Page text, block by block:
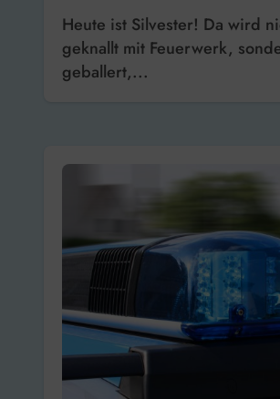
Heute ist Silvester! Da wird nicht nur viel
geknallt mit Feuerwerk,
geballert,...